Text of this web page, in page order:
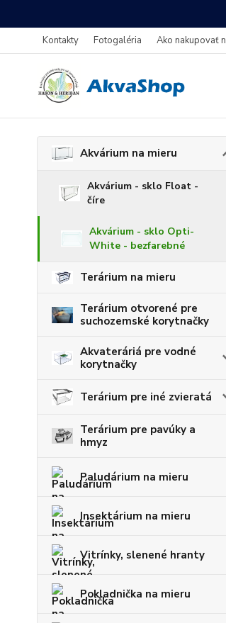
Kontakty Fotogaléria Ako nakupovať
Akvárium na mieru
Akvárium - sklo Float -
číre
Akvárium - sklo Opti-
White - bezfarebné
Terárium na mieru
Terárium otvorené pre
suchozemské korytnačky
Akvateráriá pre vodné
korytnačky
Terárium pre iné zvieratá
Terárium pre pavúky a
hmyz
Paludárium na mieru
Insektárium na mieru
Vitrínky, slenené hranty
Pokladnička na mieru